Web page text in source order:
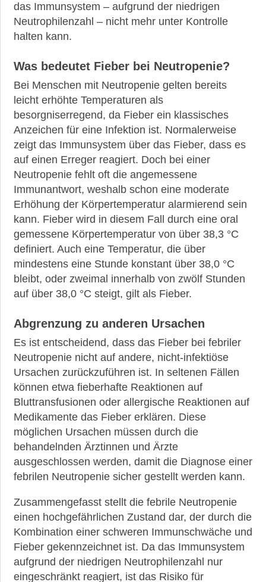
das Immunsystem – aufgrund der niedrigen
Neutrophilenzahl – nicht mehr unter Kontrolle
halten kann.
Was bedeutet Fieber bei Neutropenie?
Bei Menschen mit Neutropenie gelten bereits
leicht erhöhte Temperaturen als
besorgniserregend, da Fieber ein klassisches
Anzeichen für eine Infektion ist. Normalerweise
zeigt das Immunsystem über das Fieber, dass es
auf einen Erreger reagiert. Doch bei einer
Neutropenie fehlt oft die angemessene
Immunantwort, weshalb schon eine moderate
Erhöhung der Körpertemperatur alarmierend sein
kann. Fieber wird in diesem Fall durch eine oral
gemessene Körpertemperatur von über 38,3 °C
definiert. Auch eine Temperatur, die über
mindestens eine Stunde konstant über 38,0 °C
bleibt, oder zweimal innerhalb von zwölf Stunden
auf über 38,0 °C steigt, gilt als Fieber.
Abgrenzung zu anderen Ursachen
Es ist entscheidend, dass das Fieber bei febriler
Neutropenie nicht auf andere, nicht-infektiöse
Ursachen zurückzuführen ist. In seltenen Fällen
können etwa fieberhafte Reaktionen auf
Bluttransfusionen oder allergische Reaktionen auf
Medikamente das Fieber erklären. Diese
möglichen Ursachen müssen durch die
behandelnden Ärztinnen und Ärzte
ausgeschlossen werden, damit die Diagnose einer
febrilen Neutropenie sicher gestellt werden kann.
Zusammengefasst stellt die febrile Neutropenie
einen hochgefährlichen Zustand dar, der durch die
Kombination einer schweren Immunschwäche und
Fieber gekennzeichnet ist. Da das Immunsystem
aufgrund der niedrigen Neutrophilenzahl nur
eingeschränkt reagiert, ist das Risiko für
►
Suche